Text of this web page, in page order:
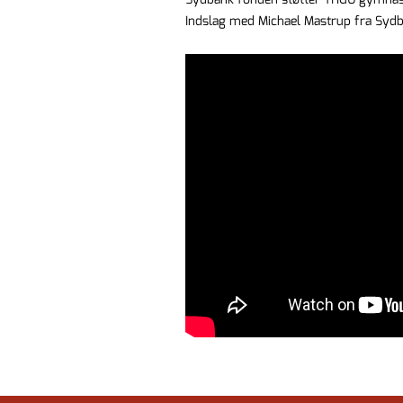
Indslag med Michael Mastrup fra